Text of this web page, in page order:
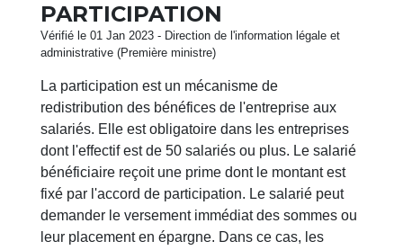
PARTICIPATION
Vérifié le 01 Jan 2023 - Direction de l'information légale et
administrative (Première ministre)
La participation est un mécanisme de
redistribution des bénéfices de l'entreprise aux
salariés. Elle est obligatoire dans les entreprises
dont l'effectif est de 50 salariés ou plus. Le salarié
bénéficiaire reçoit une prime dont le montant est
fixé par l'accord de participation. Le salarié peut
demander le versement immédiat des sommes ou
leur placement en épargne. Dans ce cas, les